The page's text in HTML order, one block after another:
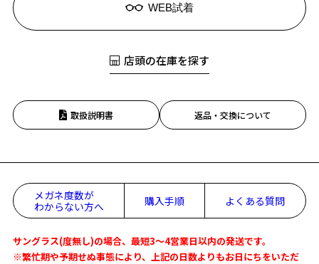
WEB試着
店頭の在庫を探す
取扱説明書 返品・交換について
メガネ度数が
わからない方へ
購入手順 よくある質問
サングラス(度無し)の場合、最短3～4営業日以内の発送です。
※繁忙期や予期せぬ事態により、上記の日数よりもお日にちをいただ